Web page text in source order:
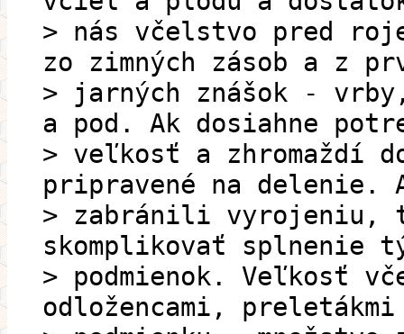
> nás včelstvo pred
zo zimných zásob a z
> jarných znášok -
a pod. Ak dosiahne
> veľkosť a zhromaždí
pripravené na delenie.
> zabránili vyrojeniu,
skomplikovať splnenie
> podmienok. Veľkosť
odložencami,